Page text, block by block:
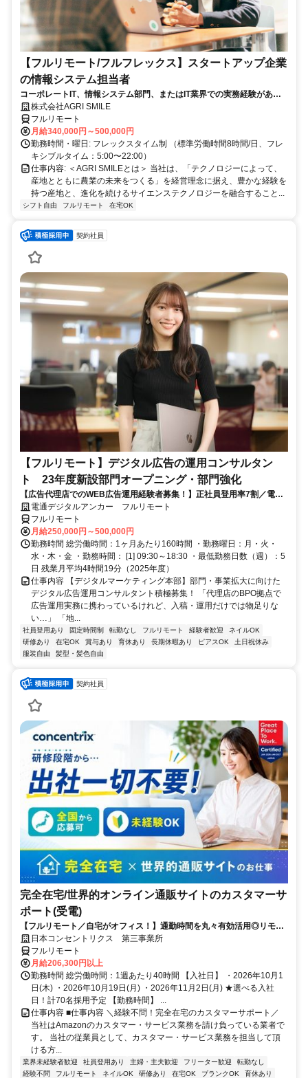
【フルリモート/フルフレックス】スタートアップ企業
の情報システム担当者
コーポレートIT、情報システム部門、またはIT業界での実務経験がある
方、大歓迎！
株式会社AGRI SMILE
フルリモート
月給340,000円～500,000円
勤務時間・曜日: フレックスタイム制 （標準労働時間8時間/日、フレ
キシブルタイム：5:00〜22:00）
仕事内容: ＜AGRI SMILEとは＞ 当社は、「テクノロジーによって、
産地とともに農業の未来をつくる」を経営理念に据え、豊かな経験を
持つ産地と、進化を続けるサイエンステクノロジーを融合すること...
シフト自由 フルリモート 在宅OK
契約社員
【フルリモート】デジタル広告の運用コンサルタン
ト 23年度新設部門オープニング・部門強化
【広告代理店でのWEB広告運用経験者募集！】正社員登用率7割／電通
G／全国×完全在宅／年休126日・土日祝休み／残業月平均4時間19分
電通デジタルアンカー フルリモート
フルリモート
月給250,000円～500,000円
勤務時間 総労働時間：1ヶ月あたり160時間 ・勤務曜日：月・火・
水・木・金 ・勤務時間： [1] 09:30～18:30 ・最低勤務日数（週）：5
日 残業月平均4時間19分（2025年度）
仕事内容 【デジタルマーケティング本部】部門・事業拡大に向けた
デジタル広告運用コンサルタント積極募集！ 「代理店のBPO拠点で
広告運用実務に携わっているけれど、入稿・運用だけでは物足りな
い…」 「地...
社員登用あり 固定時間制 転勤なし フルリモート 経験者歓迎
ネイルOK
研修あり
在宅OK 賞与あり 育休あり 長期休暇あり ピアスOK
土日祝休み
服装自由
髪型・髪色自由
契約社員
完全在宅/世界的オンライン通販サイトのカスタマーサ
ポート(受電)
【フルリモート／自宅がオフィス！】通勤時間を丸々有効活用◎リモー
ト研修・フォロー充実で在宅でも安心★セールス要素一切なし！
日本コンセントリクス 第三事業所
フルリモート
月給206,300円以上
勤務時間 総労働時間：1週あたり40時間 【入社日】 ・2026年10月1
日(木) ・2026年10月19日(月) ・2026年11月2日(月) ★選べる入社
日！計70名採用予定 【勤務時間】 ...
仕事内容 ■仕事内容 ＼経験不問！完全在宅のカスタマーサポート／
当社はAmazonのカスタマー・サービス業務を請け負っている業者で
す。 当社の従業員として、カスタマー・サービス業務を担当して頂
ける方...
業界未経験者歓迎 社員登用あり 主婦・主夫歓迎 フリーター歓迎
転勤なし
経験不問
フルリモート ネイルOK 研修あり 在宅OK ブランクOK
育休あり